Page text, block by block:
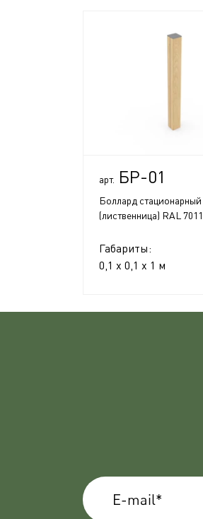
арт. БР-01
Боллард стационарный
(лиственница) RAL
Габариты:
0,1 x 0,1 x 1 м